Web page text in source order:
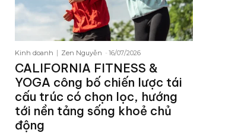
Kinh doanh Zen Nguyễn - 16/07/2026
CALIFORNIA FITNESS &
YOGA công bố chiến lược tái
cấu trúc có chọn lọc, hướng
tới nền tảng sống khoẻ chủ
động